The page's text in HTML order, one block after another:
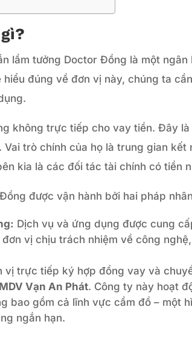
lầm tưởng Doctor Đồng là một
đúng về đơn vị này, chúng ta
không trực tiếp cho vay tiền. Đây
. Vai trò chính của họ là trung gian kết
kia là các đối tác tài chính có tiền
được vận hành bởi hai pháp
Dịch vụ và ứng dụng được cung
vị chịu trách nhiệm về công
vị trực tiếp ký hợp đồng vay và
Vạn An Phát. Công ty này hoạt
bao gồm cả lĩnh vực cầm đồ – một
ngắn hạn.